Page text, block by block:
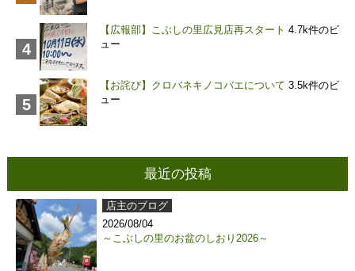
【広報部】こぶしの里広見店再スタート 4.7k件のビ
ュー
【お詫び】クロバネキノコバエについて 3.5k件のビ
ュー
最近の投稿
店主のブログ
2026/08/04
～こぶしの里のお盆のしおり2026～